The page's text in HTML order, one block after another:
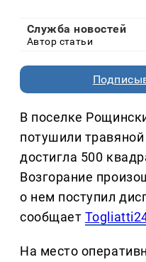
Служба новостей
Автор статьи
В поселке
потушили
достигла 500
Возгорание
о нем поступил
сообщает
На место